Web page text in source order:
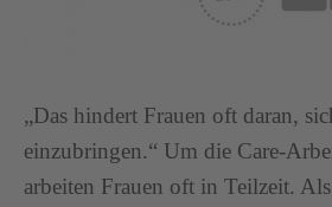
„Das hindert Frauen oft daran,
einzubringen.“ Um die Care-
arbeiten Frauen oft in Teilzeit. Als